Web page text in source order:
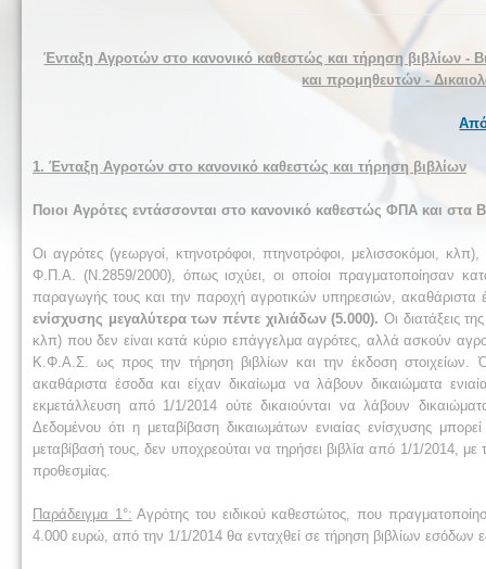
Ένταξη Αγροτών στο κανονικό καθεστώς και τήρηση βιβλίων -
και προμηθευτών -
1. Ένταξη Αγροτών στο κανονικό καθεστώς και τήρηση βιβλίων
Ποιοι Αγρότες εντάσσονται στο κανονικό καθεστώς ΦΠΑ και στα
Οι αγρότες (γεωργοί, κτηνοτρόφοι, πτηνοτρόφοι, μελισσοκόμοι,
Φ.Π.Α. (Ν.2859/2000), όπως ισχύει, οι οποίοι πραγματοποίησαν
παραγωγής τους και την παροχή αγροτικών υπηρεσιών,
ενίσχυσης μεγαλύτερα των πέντε χιλιάδων (5.000). Οι διατάξεις
κλπ) που δεν είναι κατά κύριο επάγγελμα αγρότες, αλλά ασκούν
Κ.Φ.Α.Σ. ως προς την τήρηση βιβλίων και την έκδοση στοιχείων.
ακαθάριστα έσοδα και είχαν δικαίωμα να λάβουν δικαιώματα
εκμετάλλευση από 1/1/2014 ούτε δικαιούνται να λάβουν
Δεδομένου ότι η μεταβίβαση δικαιωμάτων ενιαίας ενίσχυσης
μεταβίβασή τους, δεν υποχρεούται να τηρήσει βιβλία από 1/1/2014,
προθεσμίας.
Παράδειγμα 1°: Αγρότης του ειδικού καθεστώτος, που
4.000 ευρώ, από την 1/1/2014 θα ενταχθεί σε τήρηση βιβλίων εσόδων